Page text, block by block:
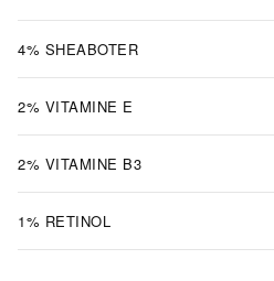
4% SHEABOTER
2% VITAMINE E
2% VITAMINE B3
1% RETINOL